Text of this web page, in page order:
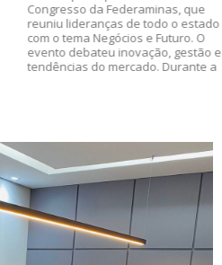
Congresso da Federaminas, que
reuniu lideranças de todo o estado
com o tema Negócios e Futuro. O
evento debateu inovação, gestão e
tendências do mercado. Durante a
liderança. Nossa presença
congresso fortaleceu conexões e
ampliou conhecimentos e abriu
novas perspectivas para trazes
soluções e inovação para o
comércio de Congonhas.